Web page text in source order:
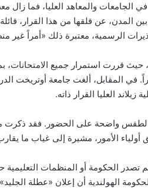
في الجامعات والمعاهد العليا، فما
المدن، عن قلقها من هذا القرار،
الرسمية، معتبرة ذلك «أمراً غير
حيث قررت استمرار جميع الامتحانات،
في المقابل، ألغت جامعة أوتريخت
زيلاند العليا القرار ذاته.
الطقس واضحة على الحضور. فقد ذكرت
الأمور، مشيرة إلى غياب ما
تصدر الحكومة أو المنظمات
الهولندية أن إعلان «عطلة